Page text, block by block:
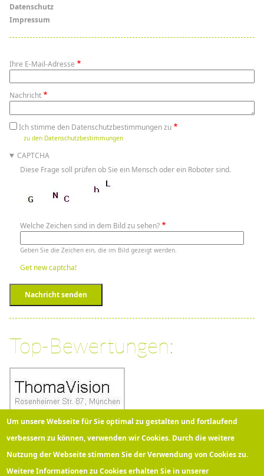
Datenschutz
Impressum
Ihre E-Mail-Adresse
Nachricht
Ich stimme den Datenschutzbestimmungen zu
zu den Datenschutzbestimmungen
CAPTCHA
Diese Frage soll prüfen ob Sie ein Mensch oder ein Roboter sind.
Welche Zeichen sind in dem Bild zu sehen?
Geben Sie die Zeichen ein, die im Bild gezeigt werden.
Get new captcha!
Nachricht senden
Top-Bewertungen:
Um unsere Webseite für Sie optimal zu gestalten und fortlaufend
verbessern zu können, verwenden wir Cookies. Durch die weitere
Nutzung der Webseite stimmen Sie der Verwendung von Cookies zu.
Weitere Informationen zu Cookies erhalten Sie in unserer